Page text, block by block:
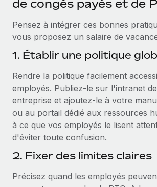
de congés payés et de
Pensez à intégrer ces bonnes
vous proposez un salaire de
1. Établir une politique
Rendre la politique facilement
employés. Publiez-le sur l'intranet
entreprise et ajoutez-le à votre
ou au portail dédié aux ressources
à ce que vos employés le lisent
d'éviter toute confusion.
2. Fixer des limites claires
Précisez quand les employés